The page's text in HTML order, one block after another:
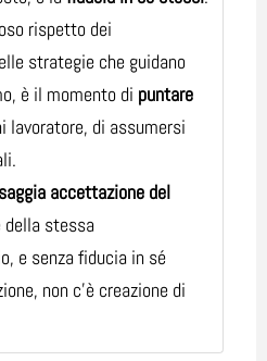
rispetto dei
strategie che guidano
è il momento di puntare
lavoratore, di assumersi
accettazione del
della stessa
e senza fiducia in sé
non c'è creazione di